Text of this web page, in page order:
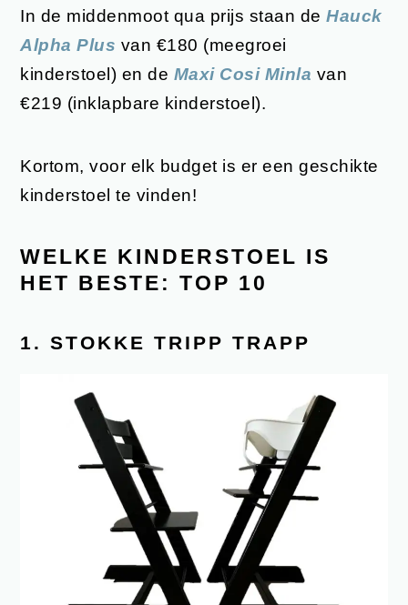
In de middenmoot qua prijs staan deHauck
Alpha Plus van €180 (meegroei
kinderstoel) en de Maxi Cosi Minla van
€219 (inklapbare kinderstoel).
Kortom, voor elk budget is er een geschikte
kinderstoel te vinden!
WELKE KINDERSTOEL IS
HET BESTE: TOP 10
1. STOKKE TRIPP TRAPP